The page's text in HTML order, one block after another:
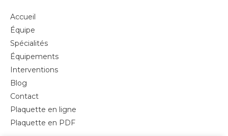
Accueil
Équipe
Spécialités
Équipements
Interventions
Blog
Contact
Plaquette en ligne
Plaquette en PDF